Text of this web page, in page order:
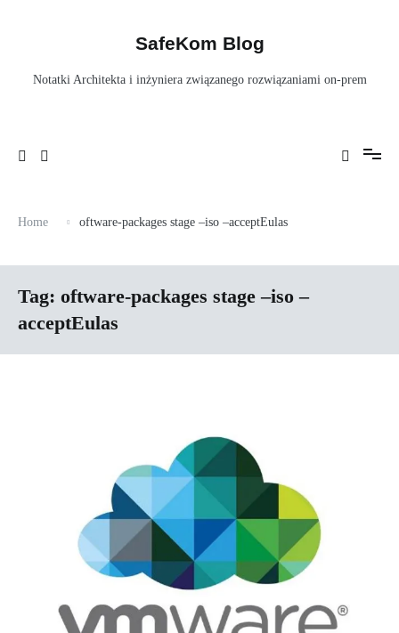
SafeKom Blog
Notatki Architekta i inżyniera związanego rozwiązaniami on-prem
Home oftware-packages stage –iso –acceptEulas
Tag: oftware-packages stage –iso –
acceptEulas